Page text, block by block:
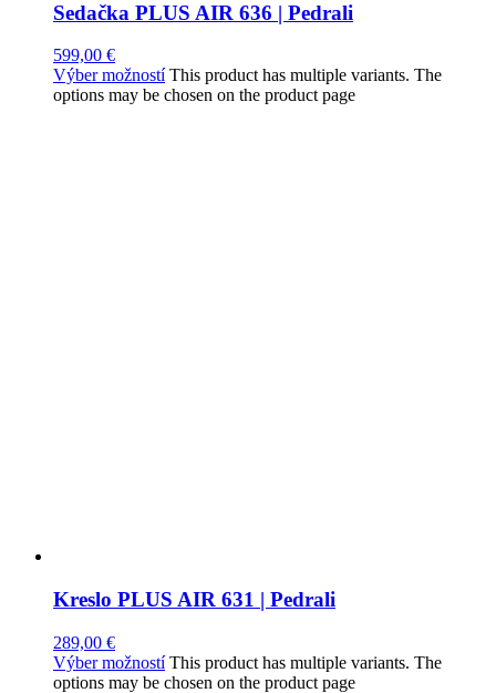
Sedačka PLUS AIR 636 | Pedrali
599,00 €
Výber možností This product has multiple variants. The
options may be chosen on the product page
Kreslo PLUS AIR 631 | Pedrali
289,00 €
Výber možností This product has multiple variants. The
options may be chosen on the product page